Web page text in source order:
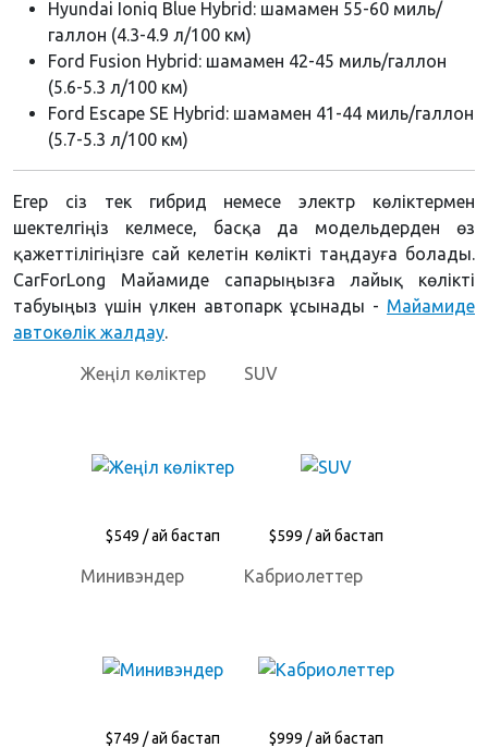
Hyundai Ioniq Blue Hybrid: шамамен 55-60 миль/
галлон (4.3-4.9 л/100 км)
Ford Fusion Hybrid: шамамен 42-45 миль/галлон
(5.6-5.3 л/100 км)
Ford Escape SE Hybrid: шамамен 41-44 миль/галлон
(5.7-5.3 л/100 км)
Егер сіз тек гибрид немесе электр көліктермен
шектелгіңіз келмесе, басқа да модельдерден өз
қажеттілігіңізге сай келетін көлікті таңдауға болады.
CarForLong Майамиде сапарыңызға лайық көлікті
табуыңыз үшін үлкен автопарк ұсынады - Майамиде
автокөлік жалдау.
Жеңіл көліктер
$549 / ай бастап
SUV
$599 / ай бастап
Минивэндер
$749 / ай бастап
Кабриолеттер
$999 / ай бастап